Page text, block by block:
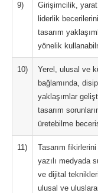
9)
Girişimcilik,
liderlik
tasarım
yönelik
10)
Yerel, ulusal ve
bağlamında,
yaklaşımlar
tasarım
üretebilme
11)
Tasarım
yazılı medyada
ve dijital
ulusal ve